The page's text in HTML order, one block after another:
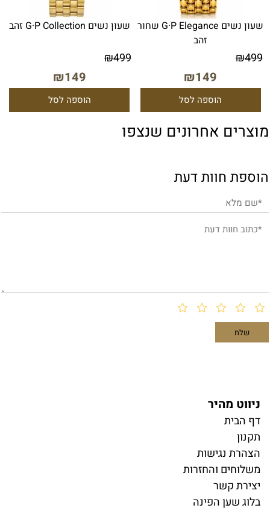
שעון נשים G·P Elegance שחור
זהב
₪499
₪149
הוספה לסל
שעון נשים G·P Collection זהב
₪499
₪149
הוספה לסל
מוצרים אחרונים שנצפו
הוספת חוות דעת
ניווט מהיר
דף הבית
תקנון
הצהרת נגישות
משלוחים והחזרות
יצירת קשר
בלוג שען הפינה